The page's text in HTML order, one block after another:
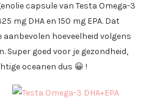
capsule van Testa Omega-3
mg DHA en 150 mg EPA. Dat
hoeveelheid volgens
Super goed voor je gezondheid,
oceanen dus 😀 !